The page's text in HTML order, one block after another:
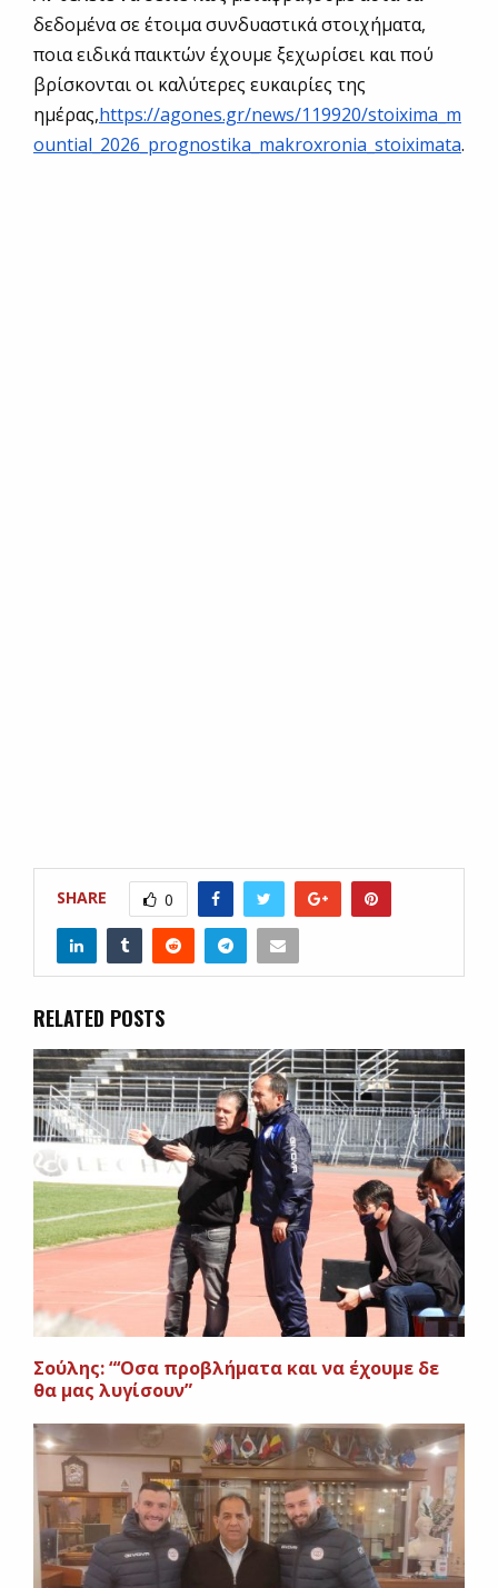
δεδομένα σε έτοιμα συνδυαστικά στοιχήματα,
ποια ειδικά παικτών έχουμε ξεχωρίσει και πού
βρίσκονται οι καλύτερες ευκαιρίες της
ημέρας,https://agones.gr/news/119920/stoixima_m
ountial_2026_prognostika_makroxronia_stoiximata.
SHARE 0
RELATED POSTS
Σούλης: “‘Οσα προβλήματα και να έχουμε δε
θα μας λυγίσουν”